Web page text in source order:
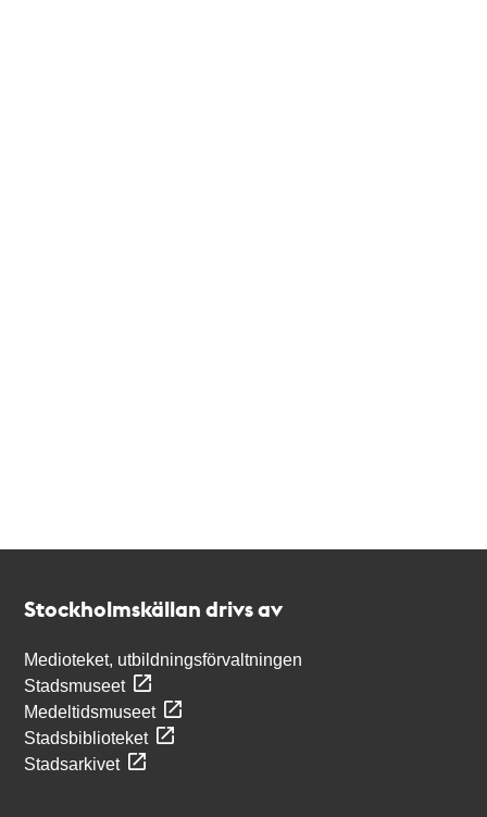
Stockholmskällan drivs av
Medioteket, utbildningsförvaltningen
Stadsmuseet
Medeltidsmuseet
Stadsbiblioteket
Stadsarkivet